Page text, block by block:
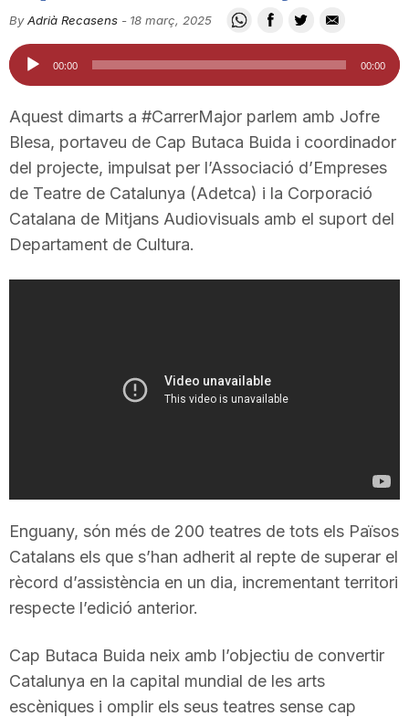
i
t
t
r
r
a
By Adrià Recasens - 18 març, 2025
Reproductor
d'àudio
00:00 00:00
Aquest dimarts a #CarrerMajor parlem amb Jofre
Blesa, portaveu de Cap Butaca Buida i coordinador
del projecte, impulsat per l’Associació d’Empreses
de Teatre de Catalunya (Adetca) i la Corporació
Catalana de Mitjans Audiovisuals amb el suport del
Departament de Cultura.
Enguany, són més de 200 teatres de tots els Països
Catalans els que s’han adherit al repte de superar el
rècord d’assistència en un dia, incrementant territori
respecte l’edició anterior.
Cap Butaca Buida neix amb l’objectiu de convertir
Catalunya en la capital mundial de les arts
escèniques i omplir els seus teatres sense cap